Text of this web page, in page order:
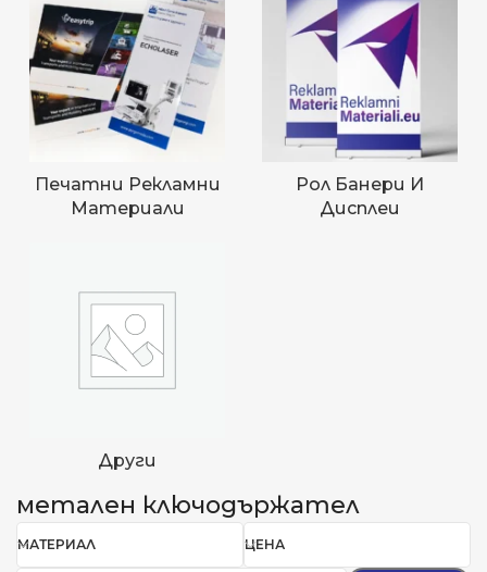
Печатни Рекламни
Материали
Рол Банери И
Дисплеи
Други
метален ключодържател
МАТЕРИАЛ ЦЕНА